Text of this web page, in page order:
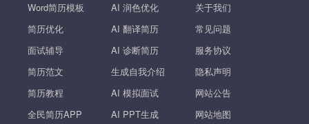
Word简历模板
简历优化
面试辅导
简历范文
简历教程
全民简历APP
AI 润色优化
AI 翻译简历
AI 诊断简历
生成自我介绍
AI 模拟面试
AI PPT生成
关于我们
常见问题
服务协议
隐私声明
网站公告
网站地图